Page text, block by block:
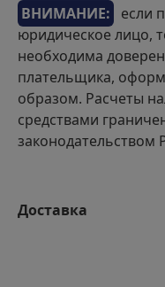
ВНИМАНИЕ:
если
юридическое лицо,
необходима
плательщика,
образом. Расчеты
средствами
законодательством
Доставка